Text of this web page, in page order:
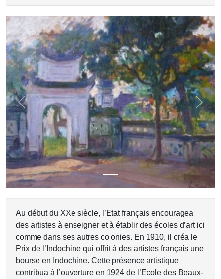
Previous Next
Au début du XXe siècle, l’Etat français encouragea
des artistes à enseigner et à établir des écoles d’art ici
comme dans ses autres colonies. En 1910, il créa le
Prix de l’Indochine qui offrit à des artistes français une
bourse en Indochine. Cette présence artistique
contribua à l’ouverture en 1924 de l’Ecole des Beaux-